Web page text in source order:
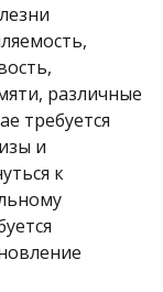
различные
требуется
и
к